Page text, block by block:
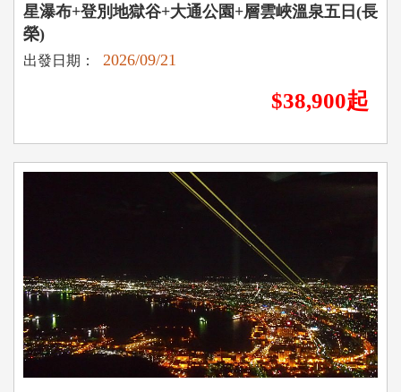
星瀑布+登別地獄谷+大通公園+層雲峽溫泉五日(長
榮)
出發日期： 2026/09/21
$38,900起